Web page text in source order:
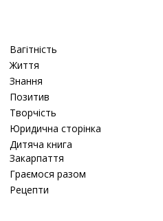
Вагітність
Життя
Знання
Позитив
Творчість
Юридична сторінка
Дитяча книга
Закарпаття
Граємося разом
Рецепти